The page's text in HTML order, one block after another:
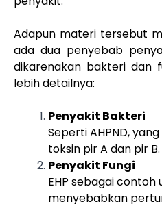
Adapun materi tersebut
ada dua penyebab
dikarenakan bakteri dan
lebih detailnya:
Penyakit Bakteri
Seperti AHPND,
toksin pir A dan pir B.
Penyakit Fungi
EHP sebagai contoh
menyebabkan